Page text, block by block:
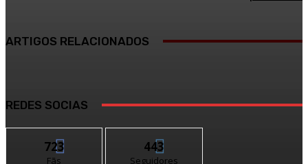
ARTIGOS RELACIONADOS
REDES SOCIAS
723
Fãs
443
Seguidores